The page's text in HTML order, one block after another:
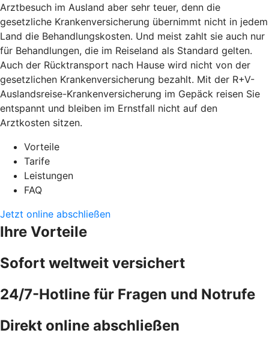
Arztbesuch im Ausland aber sehr teuer, denn die
gesetzliche Krankenversicherung übernimmt nicht in jedem
Land die Behandlungskosten. Und meist zahlt sie auch nur
für Behandlungen, die im Reiseland als Standard gelten.
Auch der Rücktransport nach Hause wird nicht von der
gesetzlichen Krankenversicherung bezahlt. Mit der R+V-
Auslandsreise-Krankenversicherung im Gepäck reisen Sie
entspannt und bleiben im Ernstfall nicht auf den
Arztkosten sitzen.
Vorteile
Tarife
Leistungen
FAQ
Jetzt online abschließen
Ihre Vorteile
Sofort weltweit versichert
24/7-Hotline für Fragen und Notrufe
Direkt online abschließen